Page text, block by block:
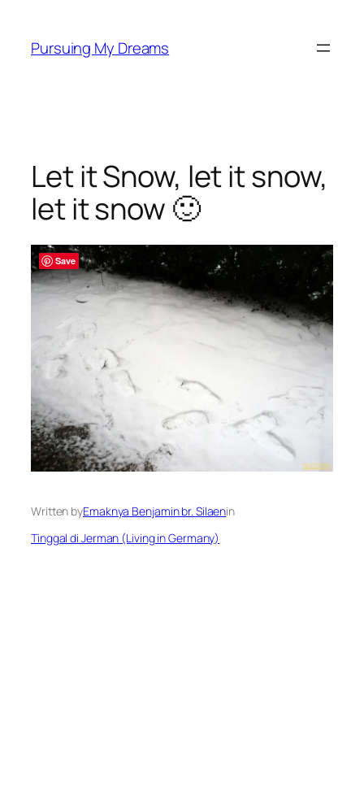
content
Pursuing My Dreams
Let it Snow, let it snow,
let it snow 🙂
Written byEmaknya Benjamin br. Silaenin
Tinggal di Jerman (Living in Germany)
Save